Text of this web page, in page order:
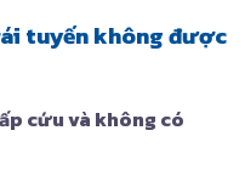
tuyến không được
cứu và không có